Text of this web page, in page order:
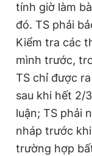
tính giờ làm
đó. TS phải
Kiểm tra các
mình trước,
TS chỉ được
sau khi hết 2/
luận; TS phải
nháp trước
trường hợp